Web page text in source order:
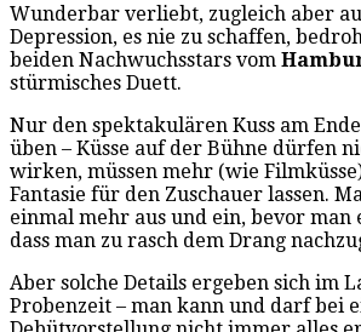
Wunderbar verliebt, zugleich aber
Depression, es nie zu schaffen,
beiden Nachwuchsstars vom
stürmisches Duett.
Nur den spektakulären Kuss am
üben – Küsse auf der Bühne dürfen
wirken, müssen mehr (wie
Fantasie für den Zuschauer lassen.
einmal mehr aus und ein, bevor man
dass man zu rasch dem Drang
Aber solche Details ergeben sich im
Probenzeit – man kann und darf bei